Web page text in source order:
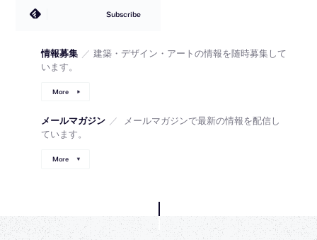
Subscribe
情報募集 ／ 建築・デザイン・アートの情報を随時募集して
います。
More
メールマガジン ／
メールマガジンで最新の情報を配信し
ています。
More